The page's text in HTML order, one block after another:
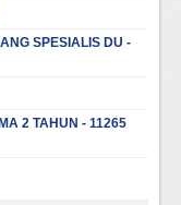
SPESIALIS DU -
2 TAHUN - 11265